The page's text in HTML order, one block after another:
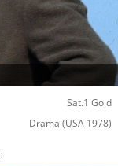
Sat.1 Gold
Drama (USA 1978)